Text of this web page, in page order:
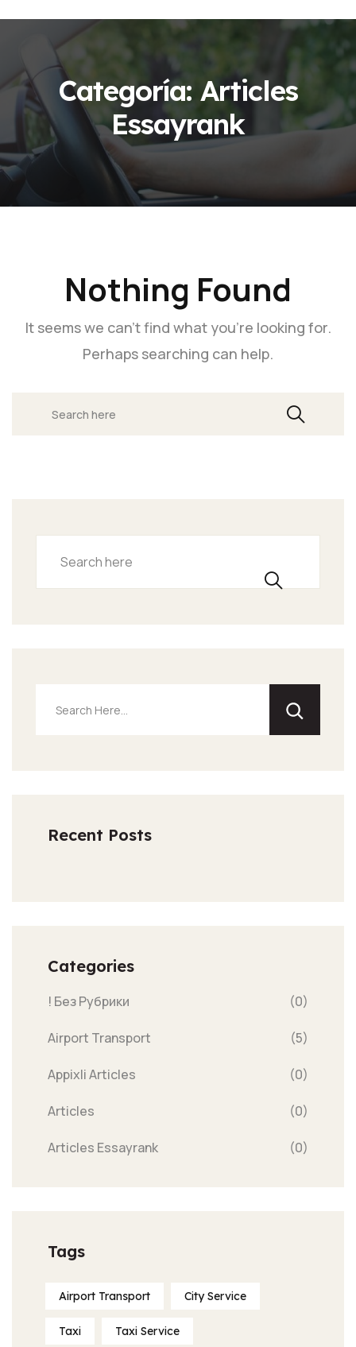
Categoría: Articles
Essayrank
Nothing Found
It seems we can’t find what you’re looking for.
Perhaps searching can help.
Recent Posts
Categories
! Без Рубрики (0)
Airport Transport (5)
Appixli Articles (0)
Articles (0)
Articles Essayrank (0)
Tags
Airport Transport City Service
Taxi Taxi Service